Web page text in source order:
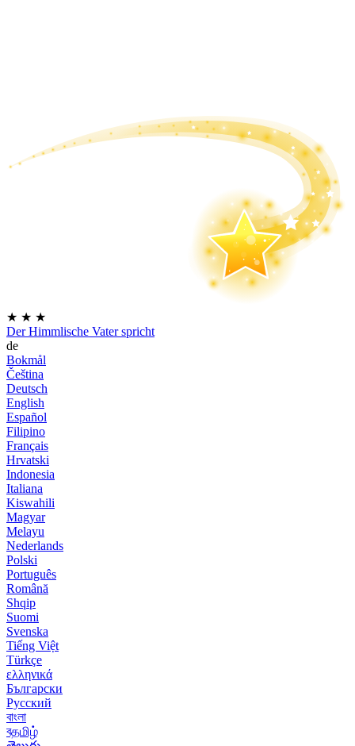
★ ★ ★
Der Himmlische Vater spricht
de
Bokmål
Čeština
Deutsch
English
Español
Filipino
Français
Hrvatski
Indonesia
Italiana
Kiswahili
Magyar
Melayu
Nederlands
Polski
Português
Română
Shqip
Suomi
Svenska
Tiếng Việt
Türkçe
ελληνικά
Български
Русский
বাংলা
বதமிழ்